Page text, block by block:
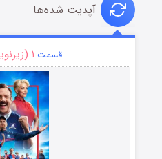
آپدیت شده‌ها
قسمت ۱ (زیرنویس)